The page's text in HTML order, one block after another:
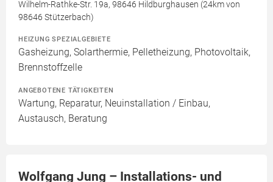
Wilhelm-Rathke-Str. 19a, 98646 Hildburghausen (24km von
98646 Stützerbach)
HEIZUNG SPEZIALGEBIETE
Gasheizung, Solarthermie, Pelletheizung, Photovoltaik,
Brennstoffzelle
ANGEBOTENE TÄTIGKEITEN
Wartung, Reparatur, Neuinstallation / Einbau,
Austausch, Beratung
Wolfgang Jung – Installations- und